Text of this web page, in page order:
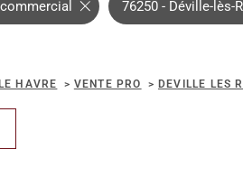
76250 - Déville-lès-
HAVRE VENTE PRO DEVILLE LES